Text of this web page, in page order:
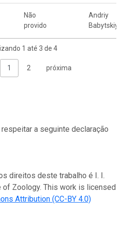
Não
provido
Andriy
Babytskiy
1 até 3 de 4
1 2 próxima
a seguinte declaração
direitos deste trabalho é I. I.
of Zoology. This work is licensed
Attribution (CC-BY 4.0)